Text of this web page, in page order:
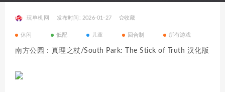
玩单机网 发布时间: 2026-01-27 收藏
休闲 低配 儿童 回合制 所有游戏
南方公园：真理之杖/South Park: The Stick of Truth 汉化版